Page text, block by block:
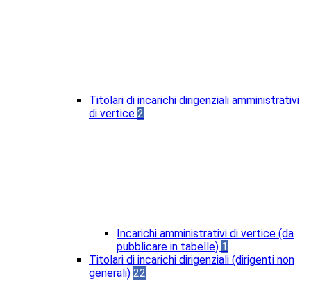
Titolari di incarichi dirigenziali amministrativi
di vertice 2
Incarichi amministrativi di vertice (da
pubblicare in tabelle) 1
Titolari di incarichi dirigenziali (dirigenti non
generali) 22